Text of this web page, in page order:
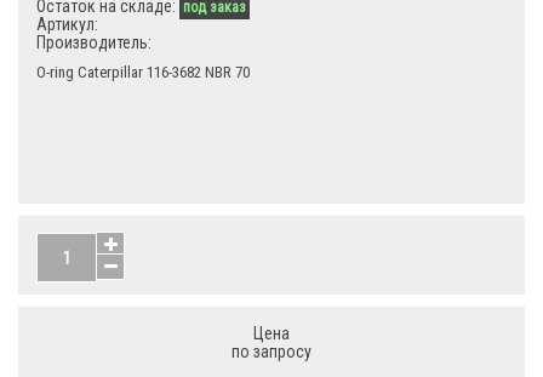
Остаток на складе: под заказ
Артикул:
Производитель:
O-ring Caterpillar 116-3682 NBR 70
Цена
по запросу